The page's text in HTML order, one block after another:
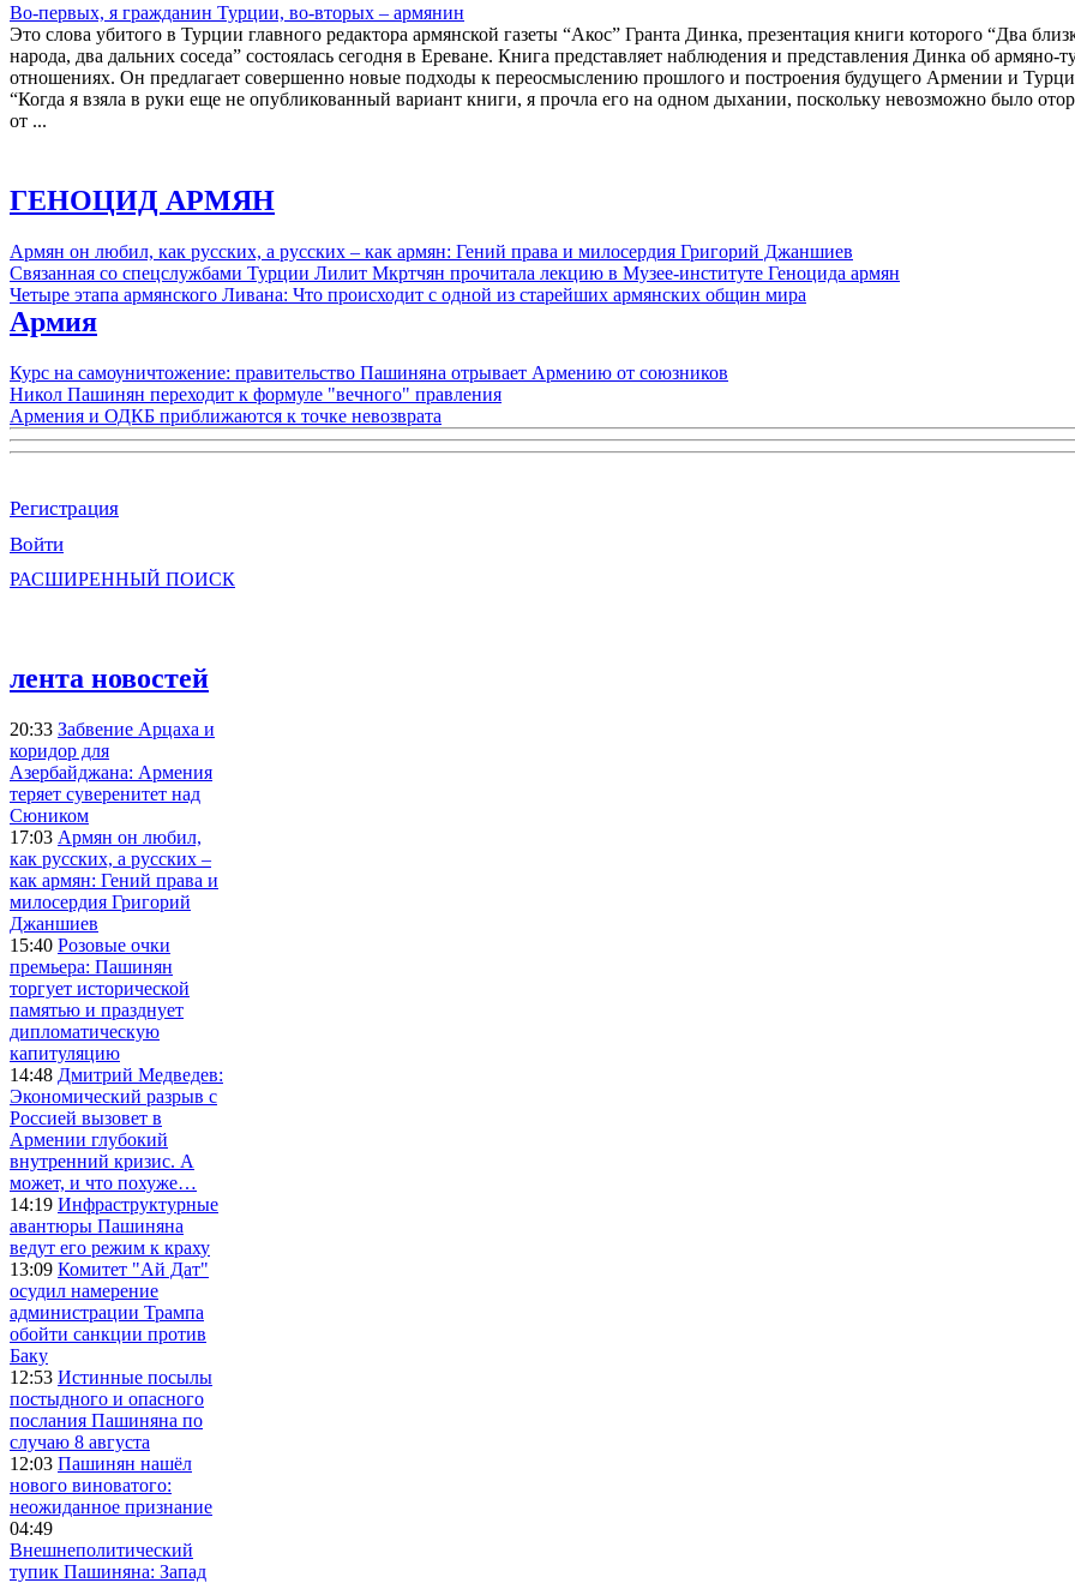
Во-первых, я гражданин Турции, во-вторых – армянин
Это слова убитого в Турции главного редактора армянской газеты “Акос” Гранта Динка, презентация книги которого “Два
народа, два дальних соседа” состоялась сегодня в Ереване. Книга представляет наблюдения и представления Динка об армяно-
отношениях. Он предлагает совершенно новые подходы к переосмыслению прошлого и построения будущего Армении и
“Когда я взяла в руки еще не опубликованный вариант книги, я прочла его на одном дыхании, поскольку невозможно было
от ...
ГЕНОЦИД АРМЯН
Армян он любил, как русских, а русских – как армян: Гений права и милосердия Григорий Джаншиев
Связанная со спецслужбами Турции Лилит Мкртчян прочитала лекцию в Музее-институте Геноцида армян
Четыре этапа армянского Ливана: Что происходит с одной из старейших армянских общин мира
Армия
Курс на самоуничтожение: правительство Пашиняна отрывает Армению от союзников
Никол Пашинян переходит к формуле "вечного" правления
Армения и ОДКБ приближаются к точке невозврата
Регистрация
Войти
РАСШИРЕННЫЙ ПОИСК
лента новостей
20:33 Забвение Арцаха и
коридор для
Азербайджана: Армения
теряет суверенитет над
Сюником
17:03 Армян он любил,
как русских, а русских –
как армян: Гений права и
милосердия Григорий
Джаншиев
15:40 Розовые очки
премьера: Пашинян
торгует исторической
памятью и празднует
дипломатическую
капитуляцию
14:48 Дмитрий Медведев:
Экономический разрыв с
Россией вызовет в
Армении глубокий
внутренний кризис. А
может, и что похуже…
14:19 Инфраструктурные
авантюры Пашиняна
ведут его режим к краху
13:09 Комитет "Ай Дат"
осудил намерение
администрации Трампа
обойти санкции против
Баку
12:53 Истинные посылы
постыдного и опасного
послания Пашиняна по
случаю 8 августа
12:03 Пашинян нашёл
нового виноватого:
неожиданное признание
04:49
Внешнеполитический
тупик Пашиняна: Запад